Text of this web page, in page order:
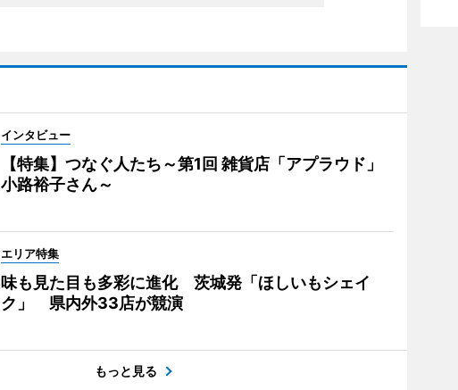
インタビュー
【特集】つなぐ人たち～第1回 雑貨店「アプラウド」
小路裕子さん～
エリア特集
味も見た目も多彩に進化 茨城発「ほしいもシェイ
ク」 県内外33店が競演
もっと見る